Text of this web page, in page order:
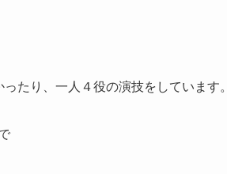
たり、一人４役の演技をしています。